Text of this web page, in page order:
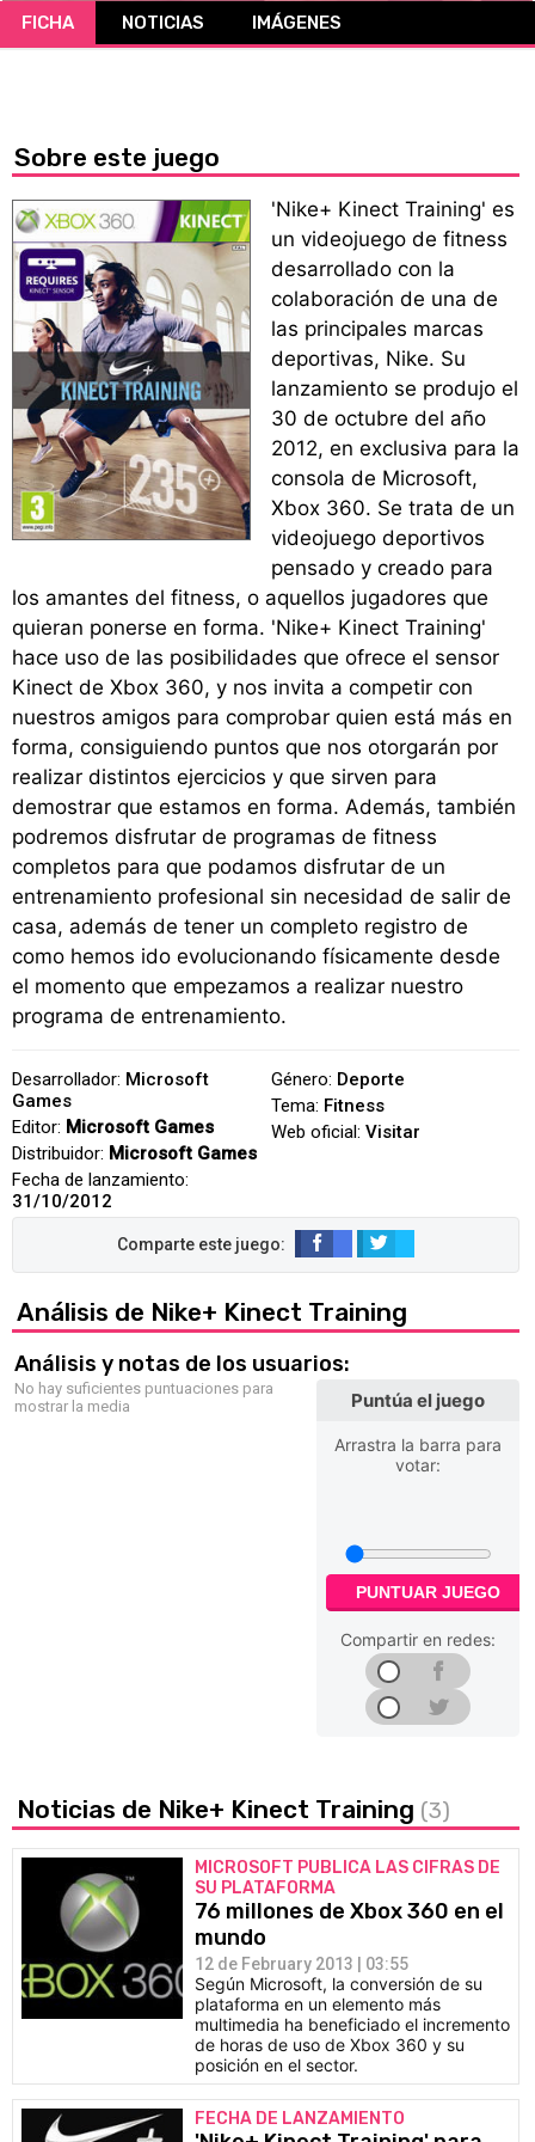
FICHA NOTICIAS IMÁGENES
Sobre este juego
'Nike+ Kinect Training' es
un videojuego de fitness
desarrollado con la
colaboración de una de
las principales marcas
deportivas, Nike. Su
lanzamiento se produjo el
30 de octubre del año
2012, en exclusiva para la
consola de Microsoft,
Xbox 360. Se trata de un
videojuego deportivos
pensado y creado para
los amantes del fitness, o aquellos jugadores que
quieran ponerse en forma. 'Nike+ Kinect Training'
hace uso de las posibilidades que ofrece el sensor
Kinect de Xbox 360, y nos invita a competir con
nuestros amigos para comprobar quien está más en
forma, consiguiendo puntos que nos otorgarán por
realizar distintos ejercicios y que sirven para
demostrar que estamos en forma. Además, también
podremos disfrutar de programas de fitness
completos para que podamos disfrutar de un
entrenamiento profesional sin necesidad de salir de
casa, además de tener un completo registro de
como hemos ido evolucionando físicamente desde
el momento que empezamos a realizar nuestro
programa de entrenamiento.
Desarrollador: Microsoft
Games
Editor: Microsoft Games
Distribuidor: Microsoft Games
Fecha de lanzamiento:
31/10/2012
Género: Deporte
Tema: Fitness
Web oficial: Visitar
Análisis de Nike+ Kinect Training
Análisis y notas de los usuarios:
No hay suficientes puntuaciones para
mostrar la media
Puntúa el juego
Arrastra la barra para
votar:
PUNTUAR JUEGO
Compartir en redes:
Noticias de Nike+ Kinect Training (3)
MICROSOFT PUBLICA LAS CIFRAS DE
SU PLATAFORMA
76 millones de Xbox 360 en el
mundo
12 de February 2013 | 03:55
Según Microsoft, la conversión de su
plataforma en un elemento más
multimedia ha beneficiado el incremento
de horas de uso de Xbox 360 y su
posición en el sector.
FECHA DE LANZAMIENTO